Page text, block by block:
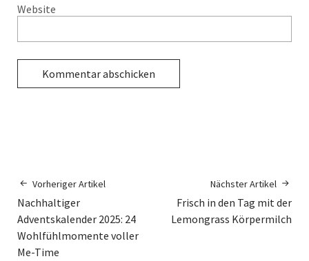
Website
Vorheriger Artikel
Nachhaltiger
Adventskalender 2025: 24
Wohlfühlmomente voller
Me-Time
Nächster Artikel
Frisch in den Tag mit der
Lemongrass Körpermilch